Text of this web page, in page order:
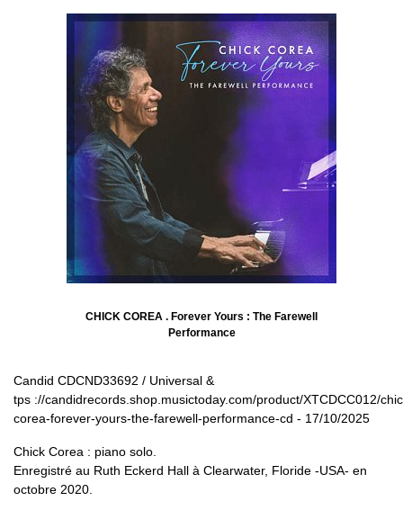
CHICK COREA . Forever Yours : The Farewell
Performance
Candid CDCND33692 / Universal &
tps ://candidrecords.shop.musictoday.com/product/XTCDCC012/
corea-forever-yours-the-farewell-performance-cd - 17/10/2025
Chick Corea : piano solo.
Enregistré au Ruth Eckerd Hall à Clearwater, Floride -USA- en
octobre 2020.